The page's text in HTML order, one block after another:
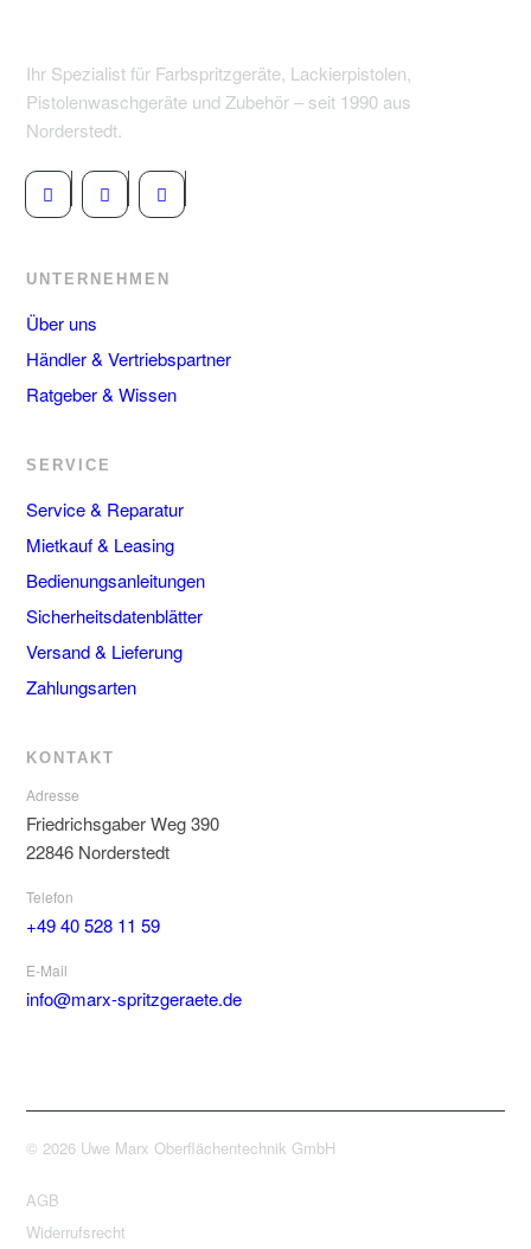
Ihr Spezialist für Farbspritzgeräte, Lackierpistolen,
Pistolenwaschgeräte und Zubehör – seit 1990 aus
Norderstedt.
UNTERNEHMEN
Über uns
Händler & Vertriebspartner
Ratgeber & Wissen
SERVICE
Service & Reparatur
Mietkauf & Leasing
Bedienungsanleitungen
Sicherheitsdatenblätter
Versand & Lieferung
Zahlungsarten
KONTAKT
Adresse
Friedrichsgaber Weg 390
22846 Norderstedt
Telefon
+49 40 528 11 59
E-Mail
info@marx-spritzgeraete.de
© 2026 Uwe Marx Oberflächentechnik GmbH
AGB
Widerrufsrecht